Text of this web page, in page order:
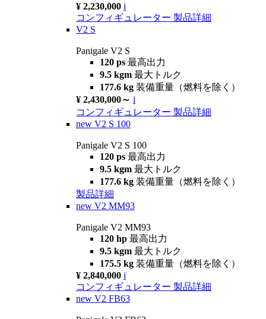
¥ 2,230,000 i
コンフィギュレーター 製品詳細
V2 S
Panigale V2 S
120 ps 最高出力
9.5 kgm 最大トルク
177.6 kg 装備重量（燃料を除く）
¥ 2,430,000～ i
コンフィギュレーター 製品詳細
new V2 S 100
Panigale V2 S 100
120 ps 最高出力
9.5 kgm 最大トルク
177.6 kg 装備重量（燃料を除く）
製品詳細
new V2 MM93
Panigale V2 MM93
120 hp 最高出力
9.5 kgm 最大トルク
175.5 kg 装備重量（燃料を除く）
¥ 2,840,000 i
コンフィギュレーター 製品詳細
new V2 FB63